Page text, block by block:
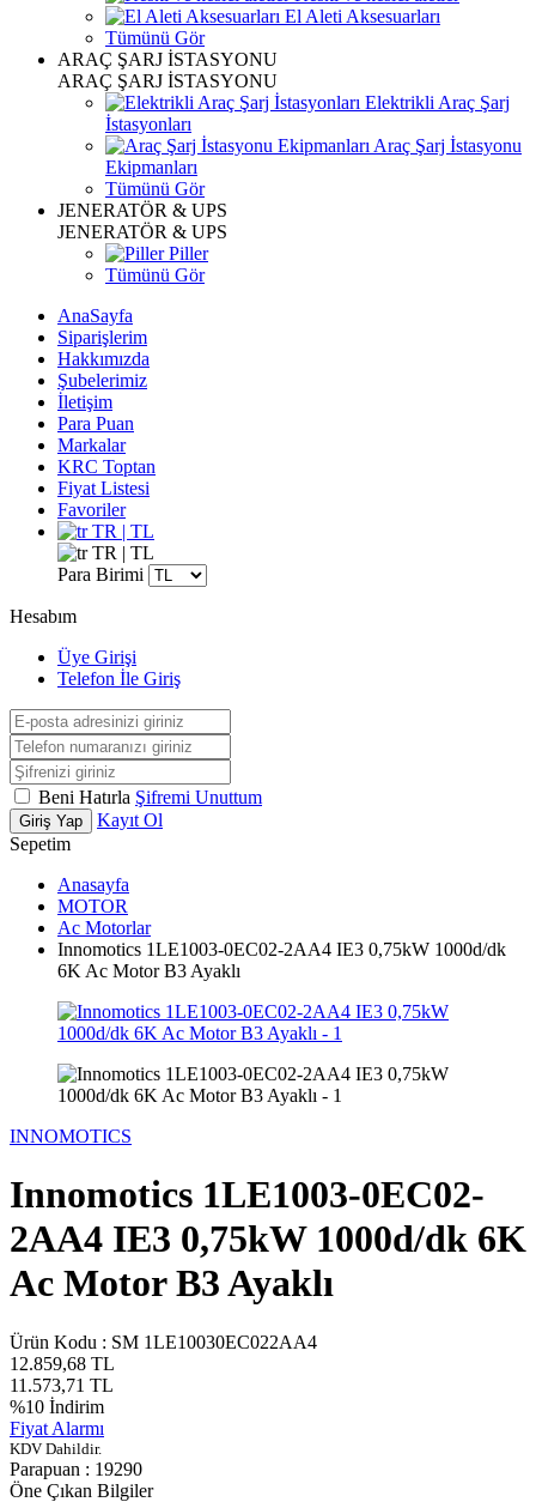
El Aleti Aksesuarları
Tümünü Gör
ARAÇ ŞARJ İSTASYONU
ARAÇ ŞARJ İSTASYONU
Elektrikli Araç Şarj
İstasyonları
Araç Şarj İstasyonu
Ekipmanları
Tümünü Gör
JENERATÖR & UPS
JENERATÖR & UPS
Piller
Tümünü Gör
AnaSayfa
Siparişlerim
Hakkımızda
Şubelerimiz
İletişim
Para Puan
Markalar
KRC Toptan
Fiyat Listesi
Favoriler
TR | TL
TR | TL
Para Birimi
Hesabım
Üye Girişi
Telefon İle Giriş
Beni Hatırla Şifremi Unuttum
Giriş Yap
Kayıt Ol
Sepetim
Anasayfa
MOTOR
Ac Motorlar
Innomotics 1LE1003-0EC02-2AA4 IE3 0,75kW 1000d/dk
6K Ac Motor B3 Ayaklı
INNOMOTICS
Innomotics 1LE1003-0EC02-
2AA4 IE3 0,75kW 1000d/dk 6K
Ac Motor B3 Ayaklı
Ürün Kodu : SM 1LE10030EC022AA4
12.859,68 TL
11.573,71 TL
%10 İndirim
Fiyat Alarmı
KDV Dahildir.
Parapuan : 19290
Öne Çıkan Bilgiler